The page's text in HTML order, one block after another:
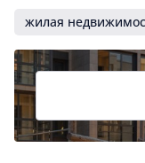
жилая